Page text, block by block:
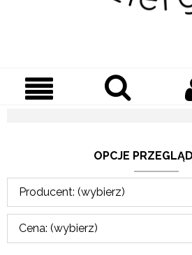
OPCJE
Producent: (wybierz)
Cena: (wybierz)